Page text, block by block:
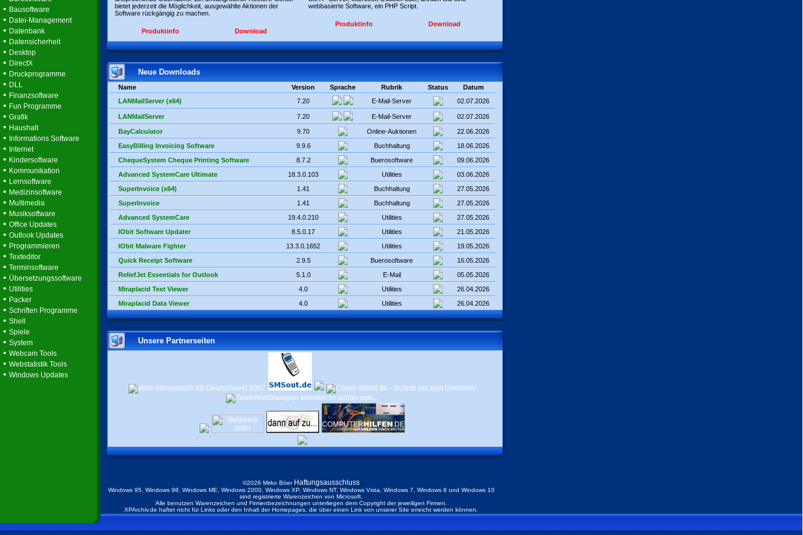
• Bausoftware
• Datei-Management
• Datenbank
• Datensicherheit
• Desktop
• DirectX
• Druckprogramme
• DLL
• Finanzsoftware
• Fun Programme
• Grafik
• Haushalt
• Informations Software
• Internet
• Kindersoftware
• Kommunikation
• Lernsoftware
• Medizinsoftware
• Multimedia
• Musiksoftware
• Office Updates
• Outlook Updates
• Programmieren
• Texteditor
• Terminsoftware
• Übersetzungssoftware
• Utilities
• Packer
• Schriften Programme
• Shell
• Spiele
• System
• Webcam Tools
• Webstatistik Tools
• Windows Updates
bietet jederzeit die Möglichkeit, ausgewählte Aktionen der
Software rückgängig zu machen.
Produktinfo Download
webbasierte Software, ein PHP Script.
Produktinfo Download
Neue Downloads
Name Version Sprache Rubrik Status
Datum
LANMailServer (x64)
7.20 E-Mail-Server 02.07.2026
LANMailServer 7.20 E-Mail-Server 02.07.2026
BayCalculator 9.70 Online-Auktionen
22.06.2026
EasyBilling Invoicing Software
9.9.6 Buchhaltung
18.06.2026
ChequeSystem Cheque Printing Software
8.7.2 Buerosoftware
09.06.2026
Advanced SystemCare Ultimate
18.3.0.103 Utilities
03.06.2026
SuperInvoice (x64)
1.41 Buchhaltung
27.05.2026
SuperInvoice
1.41 Buchhaltung
27.05.2026
Advanced SystemCare
19.4.0.210 Utilities
27.05.2026
IObit Software Updater
8.5.0.17 Utilities
21.05.2026
IObit Malware Fighter
13.3.0.1652 Utilities
19.05.2026
Quick Receipt Software
2.9.5 Buerosoftware
16.05.2026
ReliefJet Essentials for Outlook
5.1.0 E-Mail
05.05.2026
Miraplacid Text Viewer
4.0 Utilities
26.04.2026
Miraplacid Data Viewer
4.0 Utilities 26.04.2026
Unsere Partnerseiten
©2026 Mirko Böer Haftungsausschluss
Windows 95, Windows 98, Windows ME, Windows 2000, Windows XP, Windows NT, Windows Vista, Windows 7, Windows 8 und Windows 10
sind registrierte Warenzeichen von Microsoft.
Alle benutzen Warenzeichen und Firmenbezeichnungen unterliegen dem Copyright der jeweiligen Firmen.
XPArchiv.de haftet nicht für Links oder den Inhalt der Homepages, die über einen Link von unserer Site erreicht werden können.